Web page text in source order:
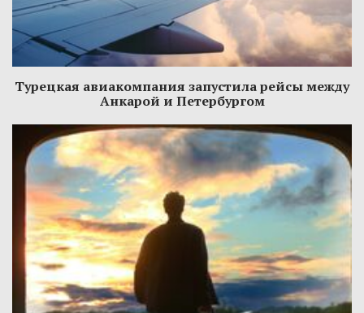
Турецкая авиакомпания запустила рейсы между
Анкарой и Петербургом